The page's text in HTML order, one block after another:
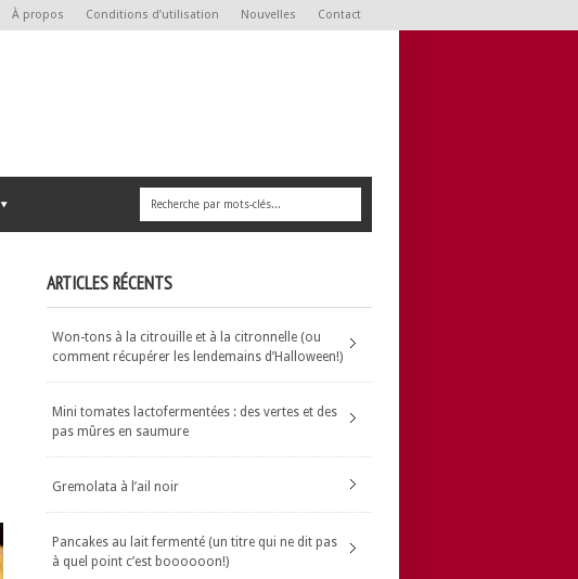
À propos Conditions d’utilisation Nouvelles Contact
ARTICLES RÉCENTS
Won-tons à la citrouille et à la citronnelle (ou
comment récupérer les lendemains d’Halloween!)
Mini tomates lactofermentées : des vertes et des
pas mûres en saumure
Gremolata à l’ail noir
Pancakes au lait fermenté (un titre qui ne dit pas
à quel point c’est boooooon!)